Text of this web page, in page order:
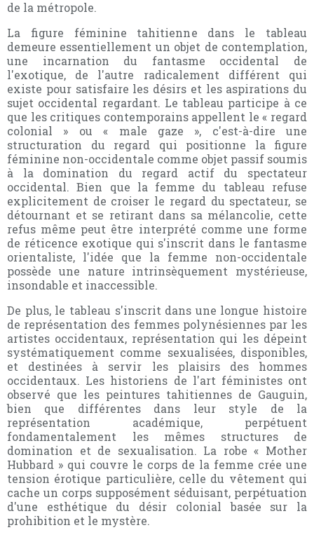
de la métropole.
La figure féminine tahitienne dans le tableau
demeure essentiellement un objet de contemplation,
une incarnation du fantasme occidental de
l'exotique, de l'autre radicalement différent qui
existe pour satisfaire les désirs et les aspirations du
sujet occidental regardant. Le tableau participe à ce
que les critiques contemporains appellent le « regard
colonial » ou « male gaze », c'est-à-dire une
structuration du regard qui positionne la figure
féminine non-occidentale comme objet passif soumis
à la domination du regard actif du spectateur
occidental. Bien que la femme du tableau refuse
explicitement de croiser le regard du spectateur, se
détournant et se retirant dans sa mélancolie, cette
refus même peut être interprété comme une forme
de réticence exotique qui s'inscrit dans le fantasme
orientaliste, l'idée que la femme non-occidentale
possède une nature intrinsèquement mystérieuse,
insondable et inaccessible.
De plus, le tableau s'inscrit dans une longue histoire
de représentation des femmes polynésiennes par les
artistes occidentaux, représentation qui les dépeint
systématiquement comme sexualisées, disponibles,
et destinées à servir les plaisirs des hommes
occidentaux. Les historiens de l'art féministes ont
observé que les peintures tahitiennes de Gauguin,
bien que différentes dans leur style de la
représentation académique, perpétuent
fondamentalement les mêmes structures de
domination et de sexualisation. La robe « Mother
Hubbard » qui couvre le corps de la femme crée une
tension érotique particulière, celle du vêtement qui
cache un corps supposément séduisant, perpétuation
d'une esthétique du désir colonial basée sur la
prohibition et le mystère.